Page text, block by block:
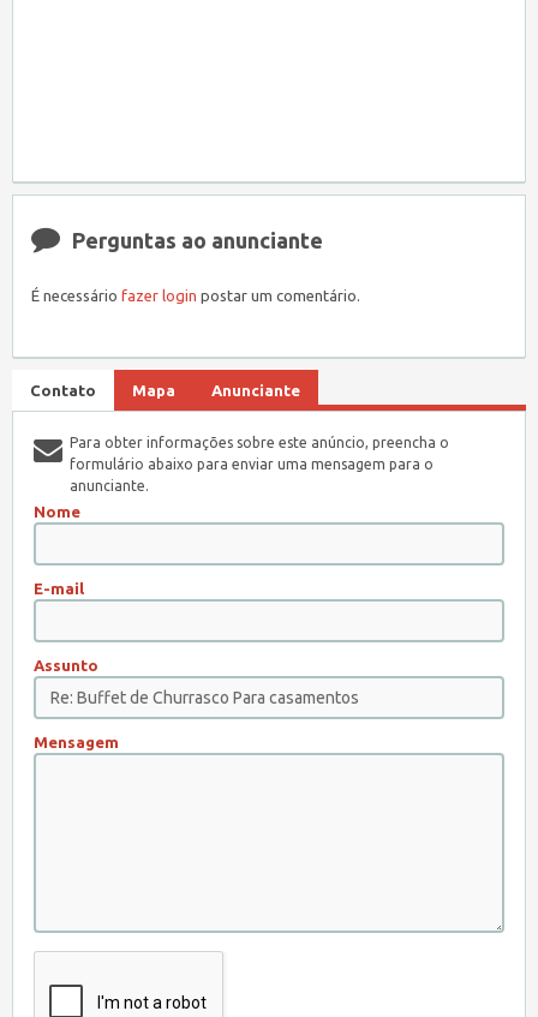
Perguntas ao anunciante
É necessário fazer login postar um comentário.
Contato Mapa Anunciante
Para obter informações sobre este anúncio, preencha o
formulário abaixo para enviar uma mensagem para o
anunciante.
Nome
E-mail
Assunto
Mensagem